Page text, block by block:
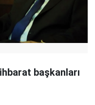
başkanları